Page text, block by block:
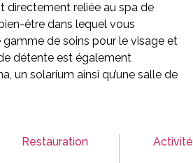
directement reliée au spa de
être dans lequel vous
de soins pour le visage et
détente est également
un solarium ainsi qu’une salle de
Restauration